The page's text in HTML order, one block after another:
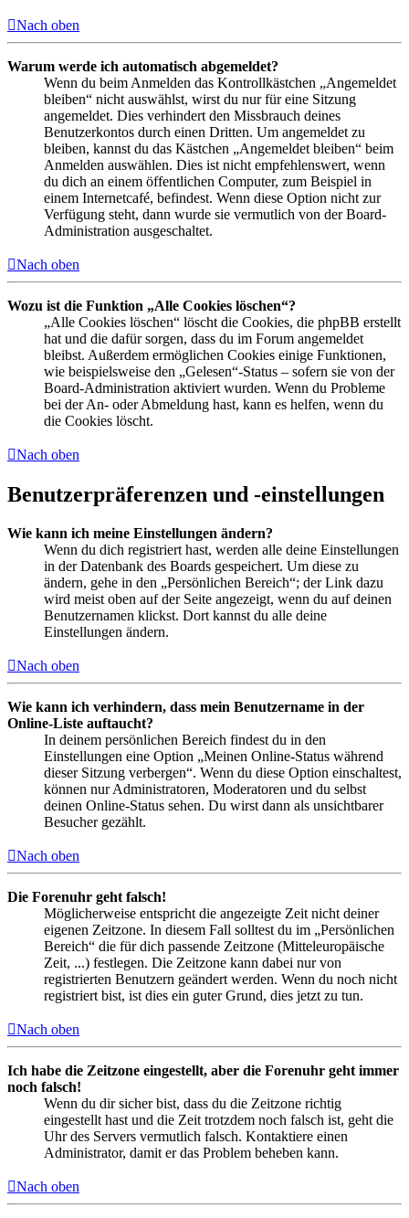
Nach oben
Warum werde ich automatisch abgemeldet?
Wenn du beim Anmelden das Kontrollkästchen „Angemeldet
bleiben“ nicht auswählst, wirst du nur für eine Sitzung
angemeldet. Dies verhindert den Missbrauch deines
Benutzerkontos durch einen Dritten. Um angemeldet zu
bleiben, kannst du das Kästchen „Angemeldet bleiben“ beim
Anmelden auswählen. Dies ist nicht empfehlenswert, wenn
du dich an einem öffentlichen Computer, zum Beispiel in
einem Internetcafé, befindest. Wenn diese Option nicht zur
Verfügung steht, dann wurde sie vermutlich von der Board-
Administration ausgeschaltet.
Nach oben
Wozu ist die Funktion „Alle Cookies löschen“?
„Alle Cookies löschen“ löscht die Cookies, die phpBB erstellt
hat und die dafür sorgen, dass du im Forum angemeldet
bleibst. Außerdem ermöglichen Cookies einige Funktionen,
wie beispielsweise den „Gelesen“-Status – sofern sie von der
Board-Administration aktiviert wurden. Wenn du Probleme
bei der An- oder Abmeldung hast, kann es helfen, wenn du
die Cookies löscht.
Nach oben
Benutzerpräferenzen und -einstellungen
Wie kann ich meine Einstellungen ändern?
Wenn du dich registriert hast, werden alle deine Einstellungen
in der Datenbank des Boards gespeichert. Um diese zu
ändern, gehe in den „Persönlichen Bereich“; der Link dazu
wird meist oben auf der Seite angezeigt, wenn du auf deinen
Benutzernamen klickst. Dort kannst du alle deine
Einstellungen ändern.
Nach oben
Wie kann ich verhindern, dass mein Benutzername in der
Online-Liste auftaucht?
In deinem persönlichen Bereich findest du in den
Einstellungen eine Option „Meinen Online-Status während
dieser Sitzung verbergen“. Wenn du diese Option einschaltest,
können nur Administratoren, Moderatoren und du selbst
deinen Online-Status sehen. Du wirst dann als unsichtbarer
Besucher gezählt.
Nach oben
Die Forenuhr geht falsch!
Möglicherweise entspricht die angezeigte Zeit nicht deiner
eigenen Zeitzone. In diesem Fall solltest du im „Persönlichen
Bereich“ die für dich passende Zeitzone (Mitteleuropäische
Zeit, ...) festlegen. Die Zeitzone kann dabei nur von
registrierten Benutzern geändert werden. Wenn du noch nicht
registriert bist, ist dies ein guter Grund, dies jetzt zu tun.
Nach oben
Ich habe die Zeitzone eingestellt, aber die Forenuhr geht immer
noch falsch!
Wenn du dir sicher bist, dass du die Zeitzone richtig
eingestellt hast und die Zeit trotzdem noch falsch ist, geht die
Uhr des Servers vermutlich falsch. Kontaktiere einen
Administrator, damit er das Problem beheben kann.
Nach oben